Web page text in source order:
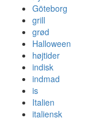
Göteborg
grill
grød
Halloween
højtider
indisk
indmad
is
Italien
italiensk